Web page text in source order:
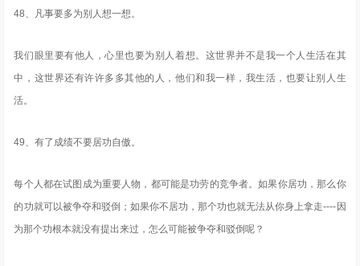
48、凡事要多为别人想一想。
我们眼里要有他人，心里也要为别人着想。这世界并不是我一个人生活在其
中，这世界还有许许多多其他的人，他们和我一样，我生活，也要让别人生
活。
49、有了成绩不要居功自傲。
每个人都在试图成为重要人物，都可能是功劳的竞争者。如果你居功，那么你
的功就可以被争夺和驳倒；如果你不居功，那个功也就无法从你身上拿走----因
为那个功根本就没有提出来过，怎么可能被争夺和驳倒呢？